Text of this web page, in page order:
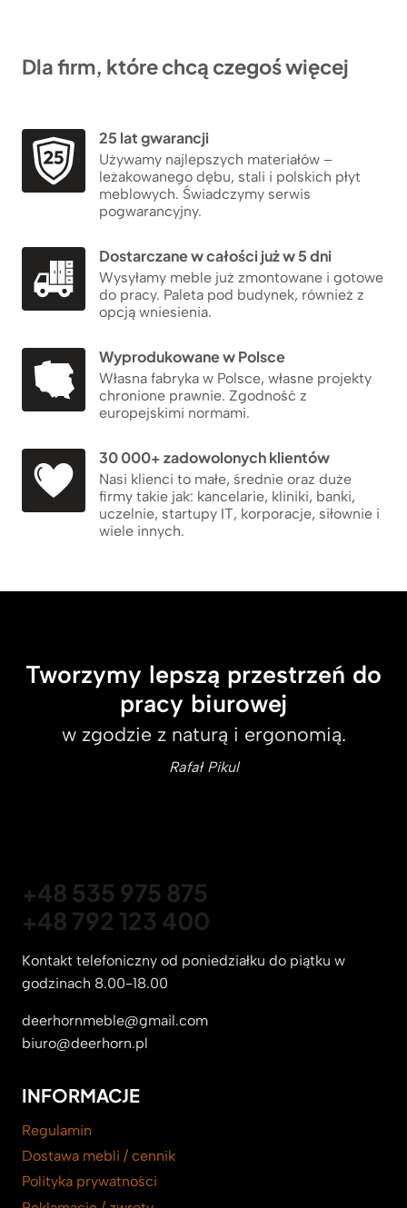
Dla firm, które chcą czegoś więcej
25 lat gwarancji
Używamy najlepszych materiałów –
leżakowanego dębu, stali i polskich płyt
meblowych. Świadczymy serwis
pogwarancyjny.
Dostarczane w całości już w 5 dni
Wysyłamy meble już zmontowane i gotowe
do pracy. Paleta pod budynek, również z
opcją wniesienia.
Wyprodukowane w Polsce
Własna fabryka w Polsce, własne projekty
chronione prawnie. Zgodność z
europejskimi normami.
30 000+ zadowolonych klientów
Nasi klienci to małe, średnie oraz duże
firmy takie jak: kancelarie, kliniki, banki,
uczelnie, startupy IT, korporacje, siłownie i
wiele innych.
Tworzymy lepszą przestrzeń do
pracy biurowej
w zgodzie z naturą i ergonomią.
Rafał Pikul
+48 535 975 875
+48 792 123 400
Kontakt telefoniczny od poniedziałku do piątku w
godzinach 8.00-18.00
deerhornmeble@gmail.com
biuro@deerhorn.pl
INFORMACJE
Regulamin
Dostawa mebli / cennik
Polityka prywatności